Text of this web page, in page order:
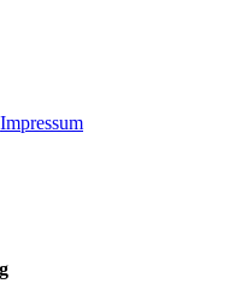
Impressum